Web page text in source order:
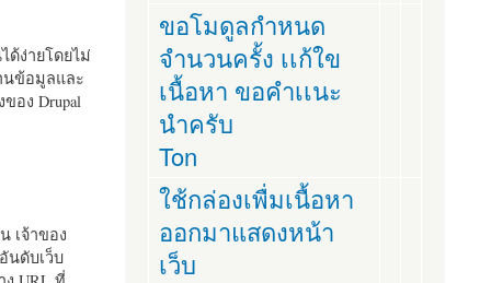
ด้ง่ายโดยไม่
นข้อมูลและ
อง Drupal
เจ้าของ
นดับเว็บ
ขอโมดูลกำหนด
จำนวนครั้ง เเก้ใข
เนื้อหา ขอคำเเนะ
นำครับ
Ton
ใช้กล่องเพื่มเนื้อหา
ออกมาแสดงหน้า
เว็บ